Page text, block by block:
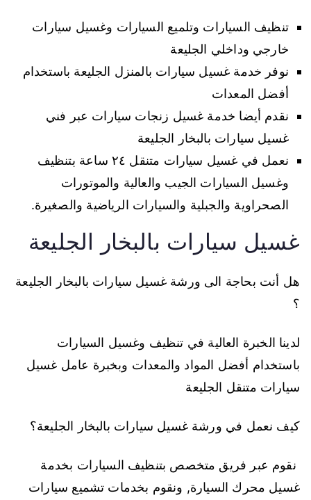
تنظيف السيارات وتلميع السيارات وغسيل سيارات
خارجي وداخلي الجليعة
نوفر خدمة غسيل سيارات بالمنزل الجليعة باستخدام
أفضل المعدات
نقدم أيضا خدمة غسيل زنجات سيارات عبر فني
غسيل سيارات بالبخار الجليعة
نعمل في غسيل سيارات متنقل ٢٤ ساعة بتنظيف
وغسيل السيارات الجيب والعالية والموتورات
الصحراوية والجبلية والسيارات الرياضية والصغيرة.
غسيل سيارات بالبخار الجليعة
هل أنت بحاجة الى ورشة غسيل سيارات بالبخار الجليعة
؟
لدينا الخبرة العالية في تنظيف وغسيل السيارات
باستخدام أفضل المواد والمعدات وبخبرة عامل غسيل
سيارات متنقل الجليعة
كيف نعمل في ورشة غسيل سيارات بالبخار الجليعة؟
نقوم عبر فريق متخصص بتنظيف السيارات بخدمة
غسيل محرك السيارة, ونقوم بخدمات تشميع سيارات